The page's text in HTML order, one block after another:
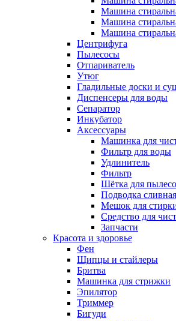
Машина
Машина
Машина
Центрифуга
Пылесосы
Отпариватель
Утюг
Гладильные доски и
Диспенсеры для воды
Сепаратор
Инкубатор
Аксессуары
Машинка для
Фильтр для воды
Удлинитель
Фильтр
Шётка для
Подводка
Мешок для
Средство для
Запчасти
Красота и здоровье
Фен
Щипцы и стайлеры
Бритва
Машинка для стрижки
Эпилятор
Триммер
Бигуди